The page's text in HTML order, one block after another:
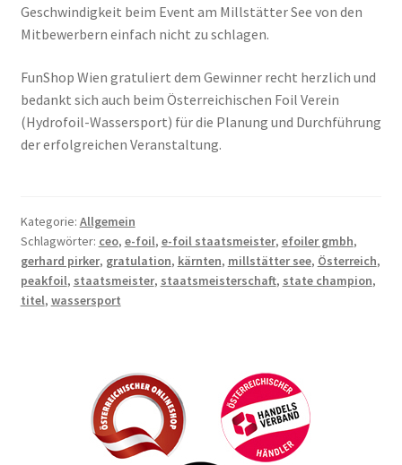
Geschwindigkeit beim Event am Millstätter See von den
Mitbewerbern einfach nicht zu schlagen.
FunShop Wien gratuliert dem Gewinner recht herzlich und
bedankt sich auch beim Österreichischen Foil Verein
(Hydrofoil-Wassersport) für die Planung und Durchführung
der erfolgreichen Veranstaltung.
Kategorie: Allgemein
Schlagwörter: ceo, e-foil, e-foil staatsmeister, efoiler gmbh,
gerhard pirker, gratulation, kärnten, millstätter see, Österreich,
peakfoil, staatsmeister, staatsmeisterschaft, state champion,
titel, wassersport